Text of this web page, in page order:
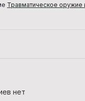
Травматическое оружие
нет